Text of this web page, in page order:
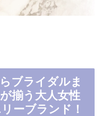
ブライダルま
揃う大人女性
ーブランド！